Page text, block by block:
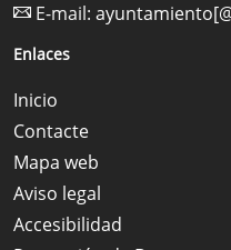
E-mail:
Enlaces
Inicio
Contacte
Mapa web
Aviso legal
Accesibilidad